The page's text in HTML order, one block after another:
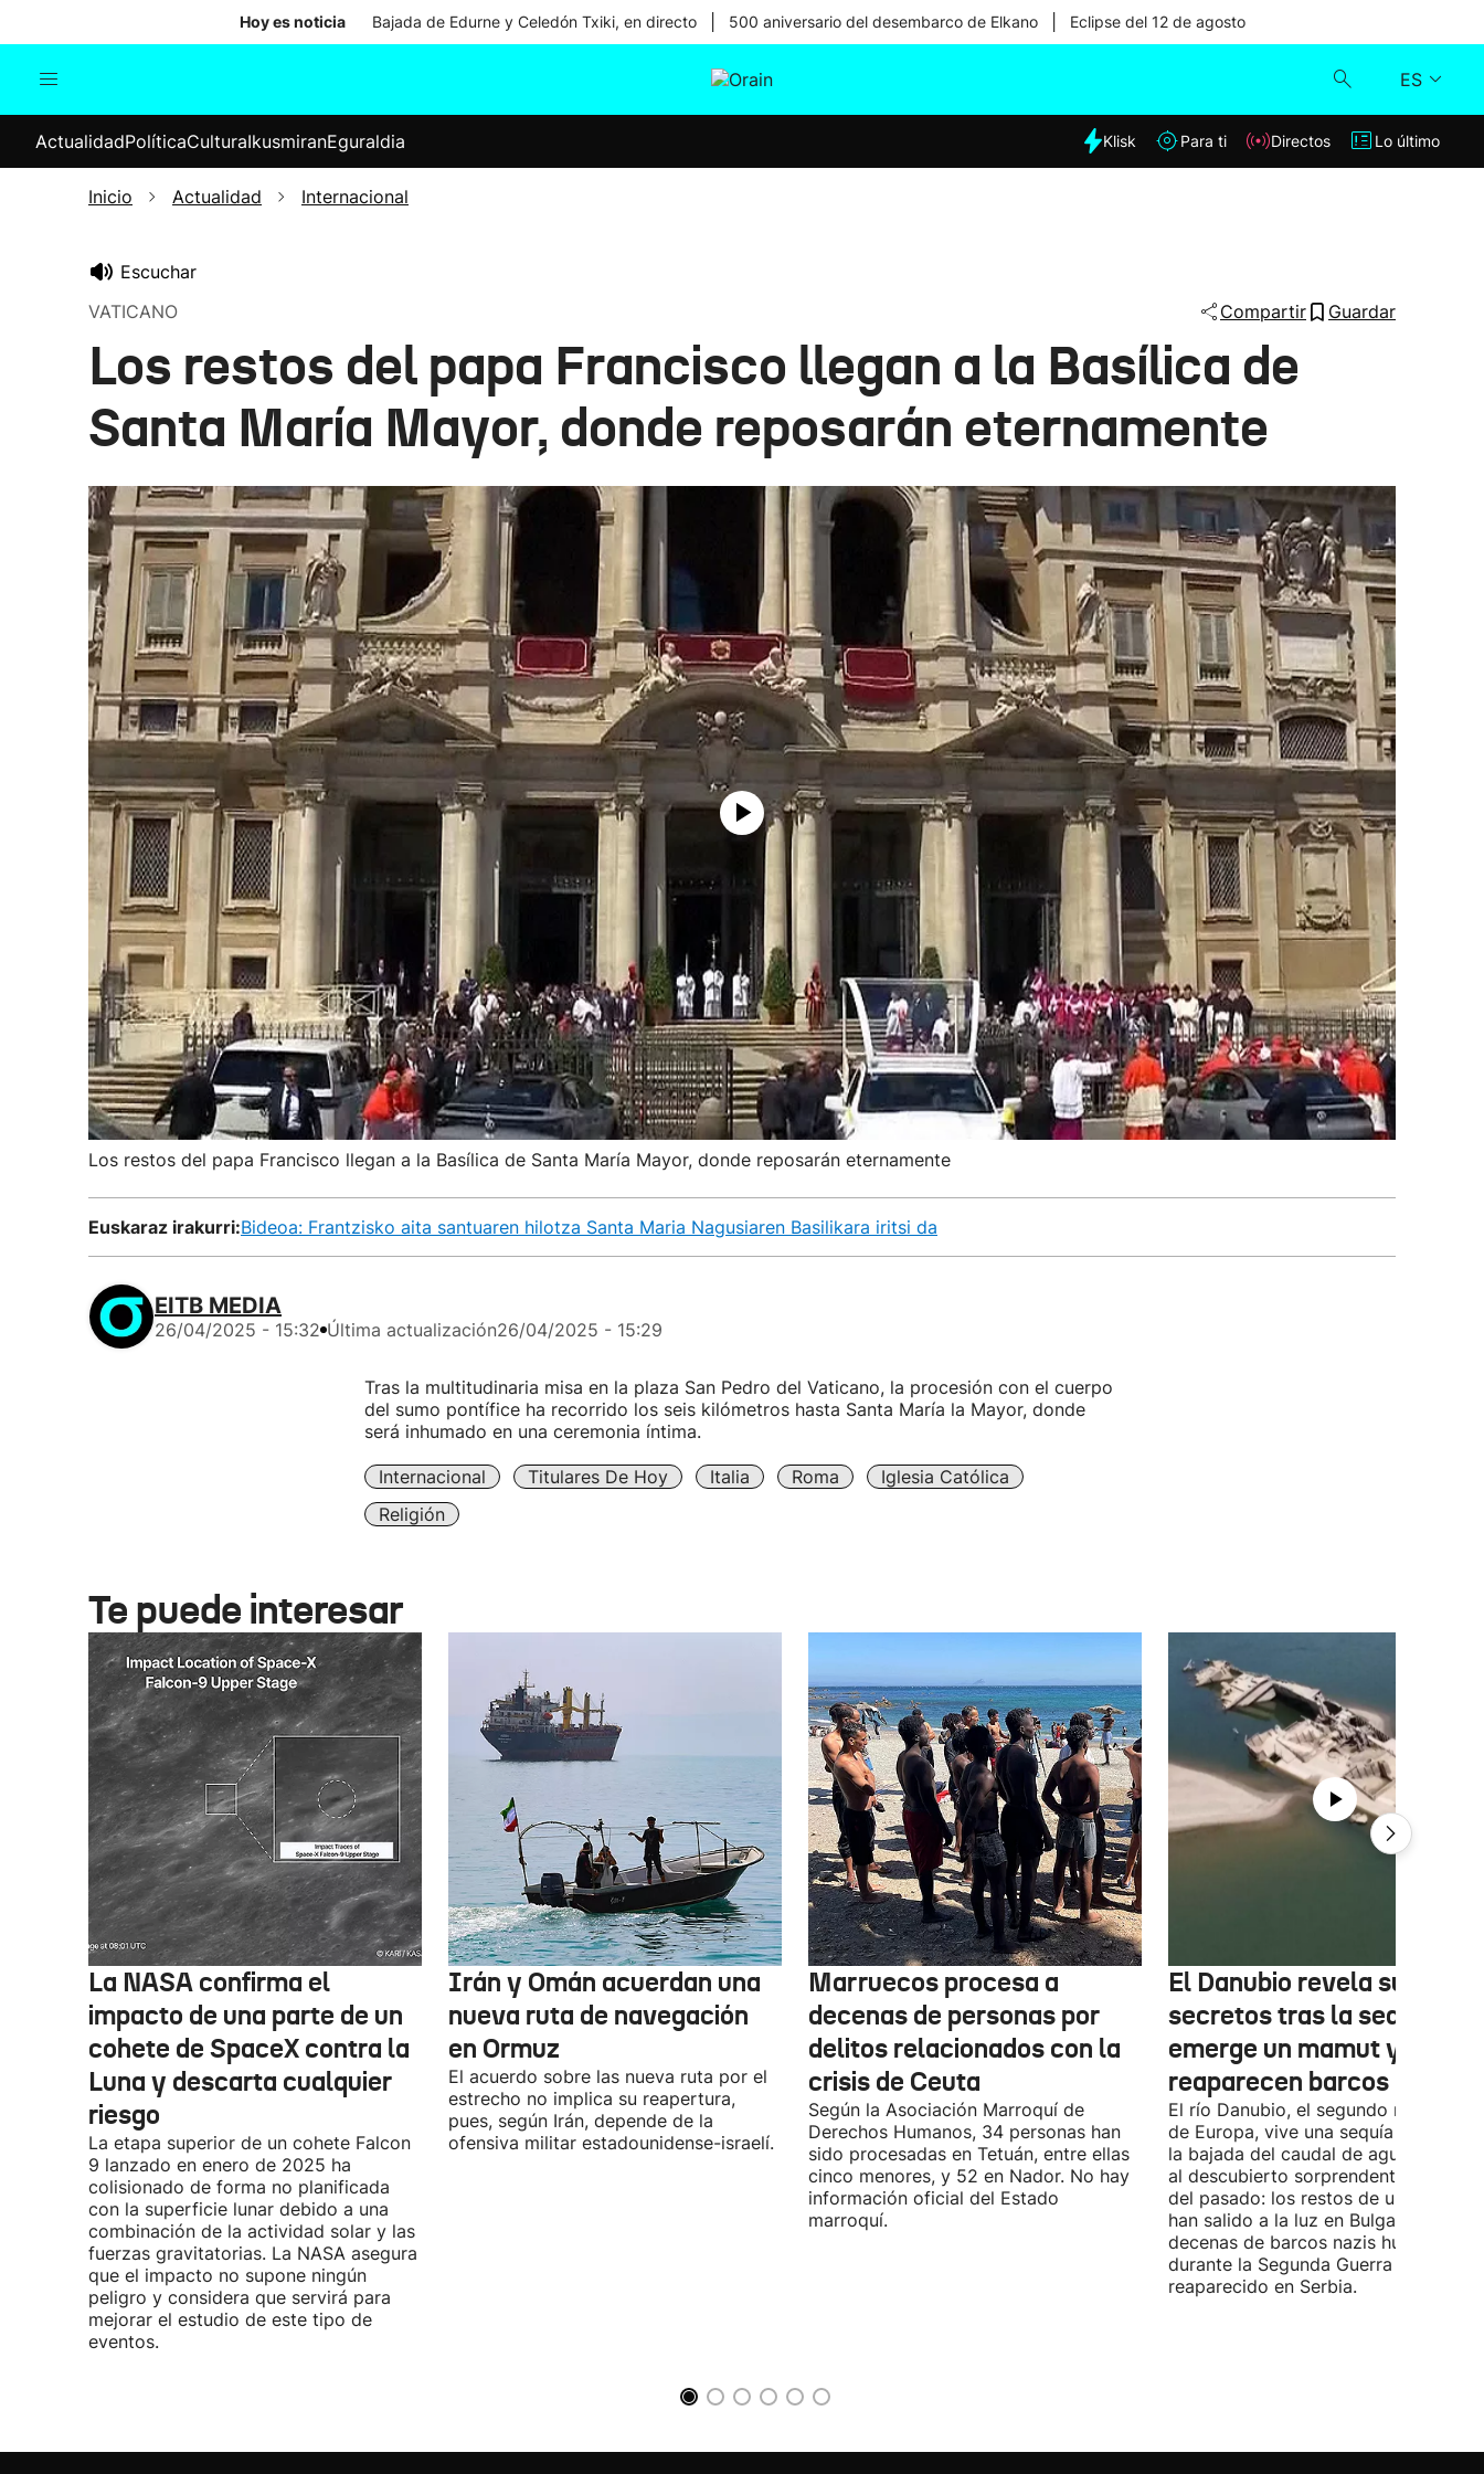
Hoy es noticia Bajada de Edurne y Celedón Txiki, en directo 500 aniversario del desembarco de Elkano Eclipse del 12 de agosto
ES
Internacional
Elecciones
Klisk
ActualidadPolíticaCulturaIkusmiranEguraldia Klisk Para ti Directos Lo último
Inicio Actualidad Internacional
Escuchar
VATICANO
Compartir Guardar
Los restos del papa Francisco llegan a la Basílica de
Santa María Mayor, donde reposarán eternamente
Los restos del papa Francisco llegan a la Basílica de Santa María Mayor, donde reposarán eternamente
Euskaraz irakurri:Bideoa: Frantzisko aita santuaren hilotza Santa Maria Nagusiaren Basilikara iritsi da
EITB MEDIA
26/04/2025 - 15:32 Última actualización26/04/2025 - 15:29
Tras la multitudinaria misa en la plaza San Pedro del Vaticano, la procesión con el cuerpo
del sumo pontífice ha recorrido los seis kilómetros hasta Santa María la Mayor, donde
será inhumado en una ceremonia íntima.
Internacional Titulares De Hoy Italia Roma
Iglesia Católica
Religión
Te puede interesar
La NASA confirma el
impacto de una parte de un
cohete de SpaceX contra la
Luna y descarta cualquier
riesgo
La etapa superior de un cohete Falcon
9 lanzado en enero de 2025 ha
colisionado de forma no planificada
con la superficie lunar debido a una
combinación de la actividad solar y las
fuerzas gravitatorias. La NASA asegura
que el impacto no supone ningún
peligro y considera que servirá para
mejorar el estudio de este tipo de
eventos.
Irán y Omán acuerdan una
nueva ruta de navegación
en Ormuz
El acuerdo sobre las nueva ruta por el
estrecho no implica su reapertura,
pues, según Irán, depende de la
ofensiva militar estadounidense-israelí.
Marruecos procesa a
decenas de personas por
delitos relacionados con la
crisis de Ceuta
Según la Asociación Marroquí de
Derechos Humanos, 34 personas han
sido procesadas en Tetuán, entre ellas
cinco menores, y 52 en Nador. No hay
información oficial del Estado
marroquí.
El Danubio revela sus
secretos tras la sequía:
emerge un mamut y
reaparecen barcos nazis
El río Danubio, el segundo más largo
de Europa, vive una sequía histórica
la bajada del caudal de agua ha
al descubierto sorprendentes
del pasado: los restos de un mamut
han salido a la luz en Bulgaria y
decenas de barcos nazis hundidos
durante la Segunda Guerra Mundial
reaparecido en Serbia.